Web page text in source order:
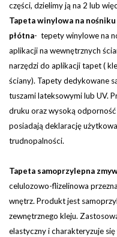
części, dzielimy ją na 2 lub
Tapeta winylowa na
płótna- tepety winylowe na
aplikacji na wewnętrznych
narzędzi do aplikacji tapet (
ściany). Tapety dedykowane
tuszami lateksowymi lub UV.
druku oraz wysoką
posiadają deklarację
trudnopalności.
Tapeta samoprzylepna
celulozowo-flizelinowa
wnętrz. Produkt jest
zewnętrznego kleju.
elastyczny i charakteryzuje